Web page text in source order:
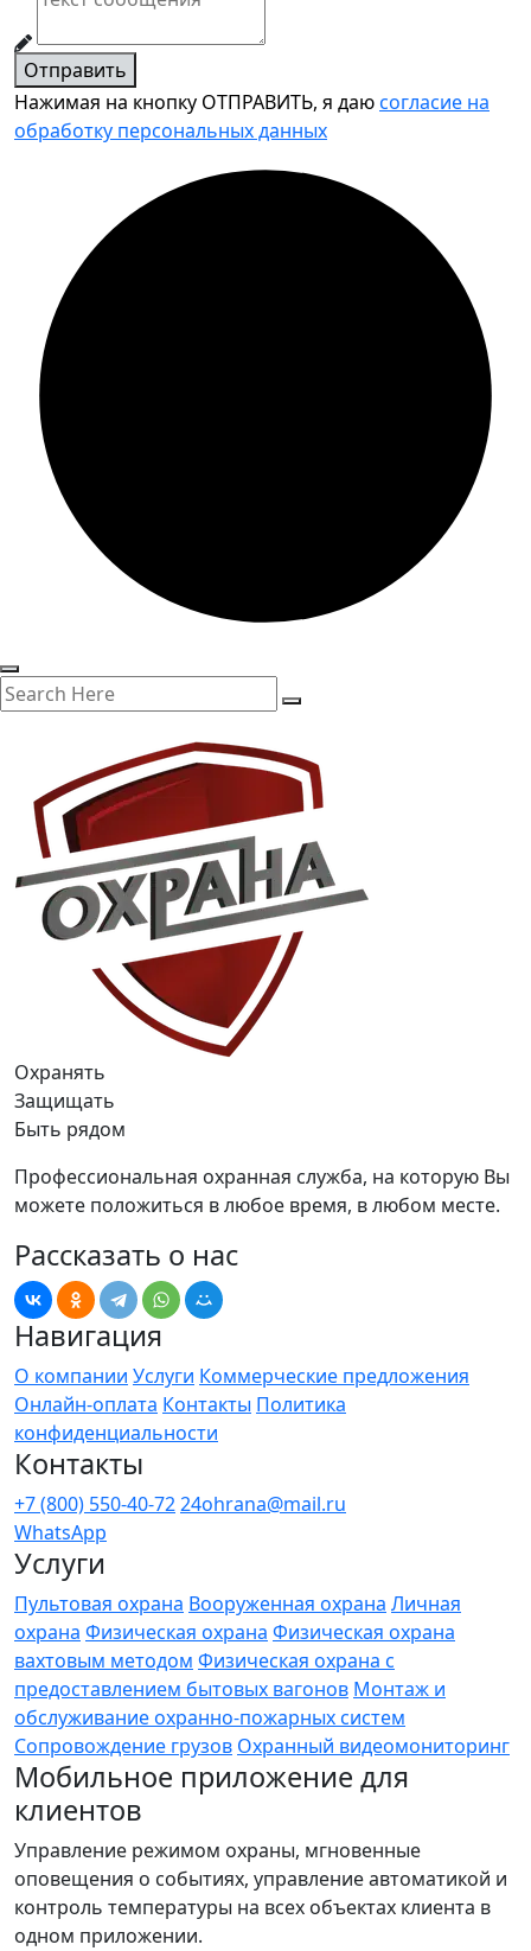
Отправить
Нажимая на кнопку ОТПРАВИТЬ, я даюсогласие на
обработку персональных данных
Охранять
Защищать
Быть рядом
Профессиональная охранная служба, на которую Вы
можете положиться в любое время, в любом месте.
Рассказать о нас
Навигация
О компании Услуги Коммерческие предложения
Онлайн-оплата Контакты Политика
конфиденциальности
Контакты
+7 (800) 550-40-7224ohrana@mail.ru
WhatsApp
Услуги
Пультовая охрана Вооруженная охрана Личная
охрана Физическая охрана Физическая охрана
вахтовым методом Физическая охрана с
предоставлением бытовых вагонов Монтаж и
обслуживание охранно-пожарных систем
Сопровождение грузов Охранный видеомониторинг
Мобильное приложение для
клиентов
Управление режимом охраны, мгновенные
оповещения о событиях, управление автоматикой и
контроль температуры на всех объектах клиента в
одном приложении.